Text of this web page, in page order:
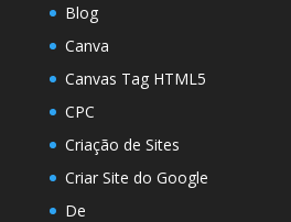
Blog
Canva
Canvas Tag HTML5
CPC
Criação de Sites
Criar Site do Google
De